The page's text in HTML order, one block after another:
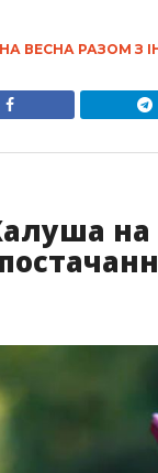
ВЕСНА РАЗОМ З